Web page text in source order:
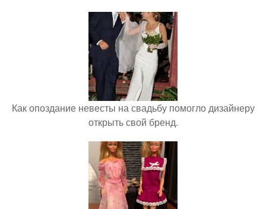
Как опоздание невесты на свадьбу помогло дизайнеру
открыть свой бренд.